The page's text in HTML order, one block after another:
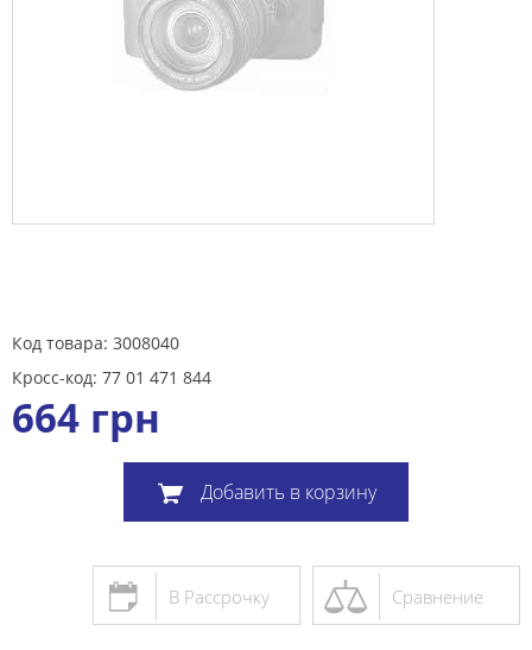
Код товара: 3008040
Кросс-код: 77 01 471 844
664 грн
Добавить в корзину
Сравнение
В Рассрочку